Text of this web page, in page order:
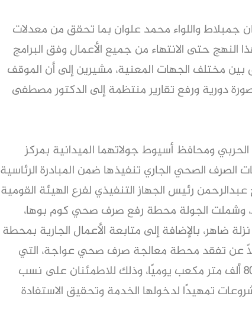
جمبلاط واللواء محمد علوان بما تحقق من معدلات
النهج حتى الانتهاء من جميع الأعمال وفق البرامج
بين مختلف الجهات المعنية، مشيرين إلى أن الموقف
دورية ورفع تقارير منتظمة إلى الدكتور مصطفى
ومحافظ أسيوط جولاتهما الميدانية بمركز
الصحي الجاري تنفيذها ضمن المبادرة الرئاسية
رئيس الجهاز التنفيذي لفرع الهيئة القومية
وشملت الجولة محطة رفع صرف صحي كوم بوها،
ضاهر، بالإضافة إلى متابعة الأعمال الجارية بمحطة
عن تفقد محطة معالجة صرف صحي عواجة، التي
تتراوح طاقتها التصميمية بين 40 و80 ألف متر مكعب يوميًا، وذلك للاطمئنان على نسب
تمهيدًا لدخولها الخدمة وتحقيق الاستفادة